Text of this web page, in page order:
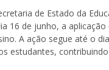
de Estado da
16 de junho, a
A ação segue até o
estudantes,